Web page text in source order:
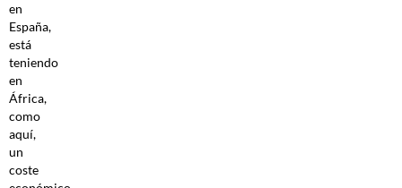
en
España,
está
teniendo
en
África,
como
aquí,
un
coste